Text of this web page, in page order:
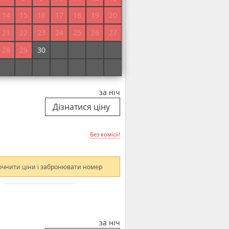
14
15 16 17 18 19
20
21
22 23 24 25 26
27
28
29 30
ціни і забронювати номер
за ніч
Без комісії!
ціни і забронювати номер
за ніч